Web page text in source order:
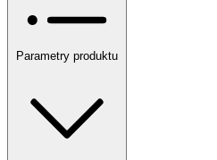
Parametry produktu